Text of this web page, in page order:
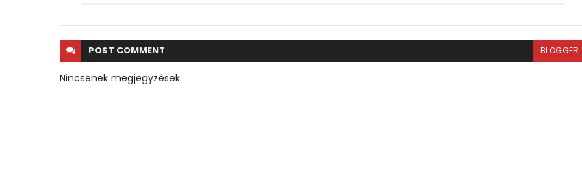
POST COMMENT BLOGGER
Nincsenek megjegyzések